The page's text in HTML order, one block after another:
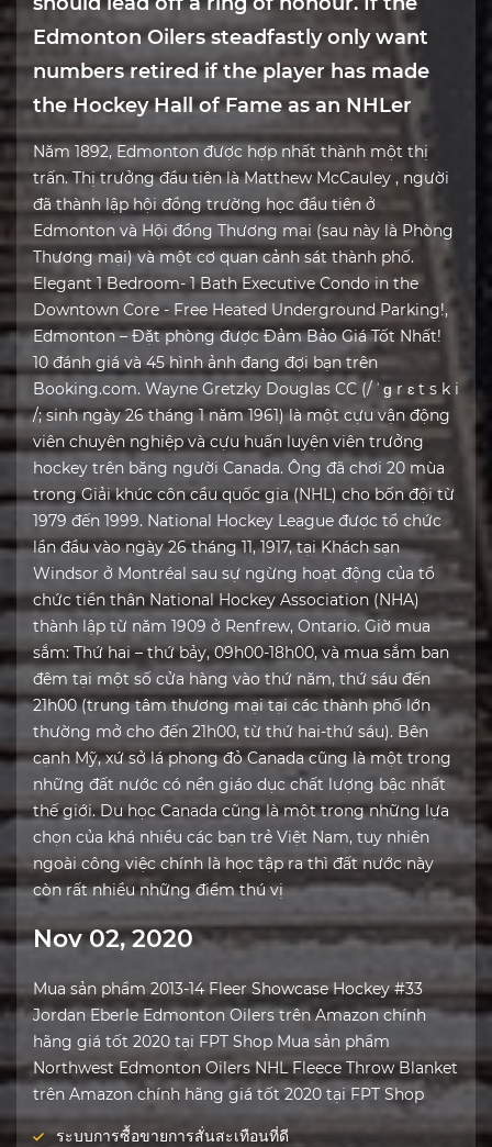
Edmonton Oilers steadfastly only want
numbers retired if the player has made
the Hockey Hall of Fame as an NHLer
Năm 1892, Edmonton được hợp nhất thành một thị
trấn. Thị trưởng đầu tiên là Matthew McCauley , người
đã thành lập hội đồng trường học đầu tiên ở
Edmonton và Hội đồng Thương mại (sau này là Phòng
Thương mại) và một cơ quan cảnh sát thành phố.
Elegant 1 Bedroom- 1 Bath Executive Condo in the
Downtown Core - Free Heated Underground Parking!,
Edmonton – Đặt phòng được Đảm Bảo Giá Tốt Nhất!
10 đánh giá và 45 hình ảnh đang đợi bạn trên
Booking.com. Wayne Gretzky Douglas CC (/ ˈ ɡ r ɛ t s k i
/; sinh ngày 26 tháng 1 năm 1961) là một cựu vận động
viên chuyên nghiệp và cựu huấn luyện viên trưởng
hockey trên băng người Canada. Ông đã chơi 20 mùa
trong Giải khúc côn cầu quốc gia (NHL) cho bốn đội từ
1979 đến 1999. National Hockey League được tổ chức
lần đầu vào ngày 26 tháng 11, 1917, tại Khách sạn
Windsor ở Montréal sau sự ngừng hoạt động của tổ
chức tiền thân National Hockey Association (NHA)
thành lập từ năm 1909 ở Renfrew, Ontario. Giờ mua
sắm: Thứ hai – thứ bảy, 09h00-18h00, và mua sắm ban
đêm tại một số cửa hàng vào thứ năm, thứ sáu đến
21h00 (trung tâm thương mại tại các thành phố lớn
thường mở cho đến 21h00, từ thứ hai-thứ sáu). Bên
cạnh Mỹ, xứ sở lá phong đỏ Canada cũng là một trong
những đất nước có nền giáo dục chất lượng bậc nhất
thế giới. Du học Canada cũng là một trong những lựa
chọn của khá nhiều các bạn trẻ Việt Nam, tuy nhiên
ngoài công việc chính là học tập ra thì đất nước này
còn rất nhiều những điểm thú vị
Nov 02, 2020
Mua sản phẩm 2013-14 Fleer Showcase Hockey #33
Jordan Eberle Edmonton Oilers trên Amazon chính
hãng giá tốt 2020 tại FPT Shop Mua sản phẩm
Northwest Edmonton Oilers NHL Fleece Throw Blanket
trên Amazon chính hãng giá tốt 2020 tại FPT Shop
ระบบการซื้อขายการสั่นสะเทือนที่ดี